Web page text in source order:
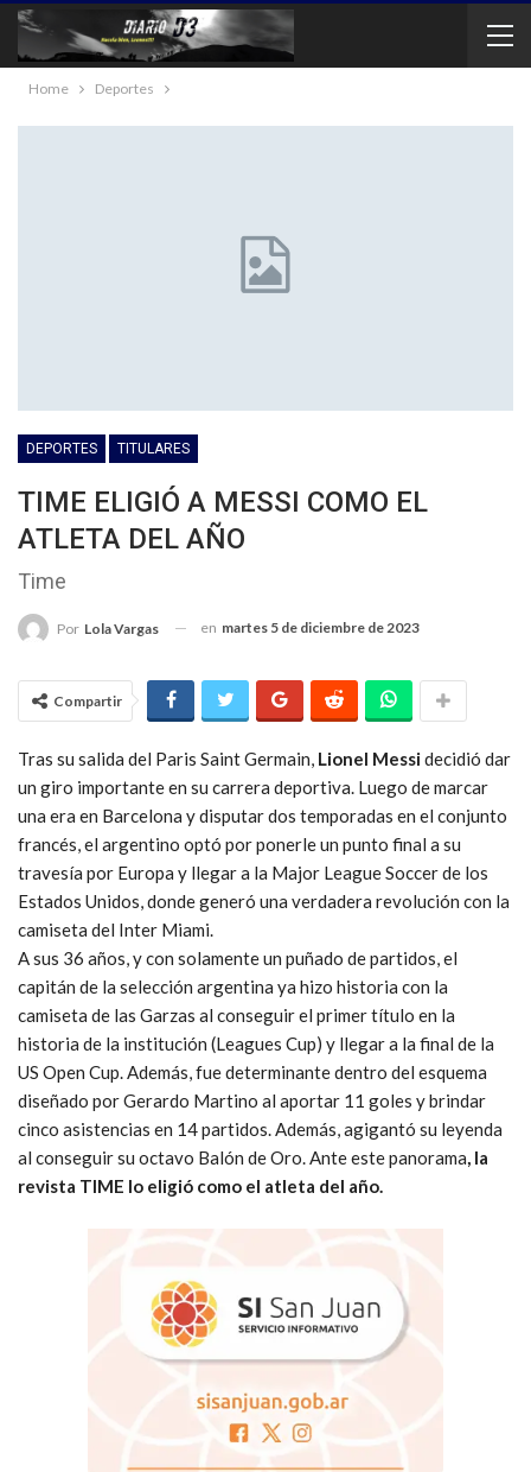
Home Deportes
DEPORTES TITULARES
TIME ELIGIÓ A MESSI COMO EL
ATLETA DEL AÑO
Time
Por Lola Vargas en martes 5 de diciembre de 2023
Compartir
Tras su salida del Paris Saint Germain, Lionel Messidecidió dar
un giro importante en su carrera deportiva. Luego de marcar
una era en Barcelona y disputar dos temporadas en el conjunto
francés, el argentino optó por ponerle un punto final a su
travesía por Europa y llegar a la Major League Soccer de los
Estados Unidos, donde generó una verdadera revolución con la
camiseta del Inter Miami.
A sus 36 años, y con solamente un puñado de partidos, el
capitán de la selección argentina ya hizo historia con la
camiseta de las Garzas al conseguir el primer título en la
historia de la institución (Leagues Cup) y llegar a la final de la
US Open Cup. Además, fue determinante dentro del esquema
diseñado por Gerardo Martino al aportar 11 goles y brindar
cinco asistencias en 14 partidos. Además, agigantó su leyenda
al conseguir su octavo Balón de Oro. Ante este panorama, la
revista TIME lo eligió como el atleta del año.